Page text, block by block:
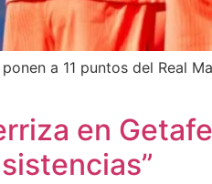
a 11 puntos del Real
en